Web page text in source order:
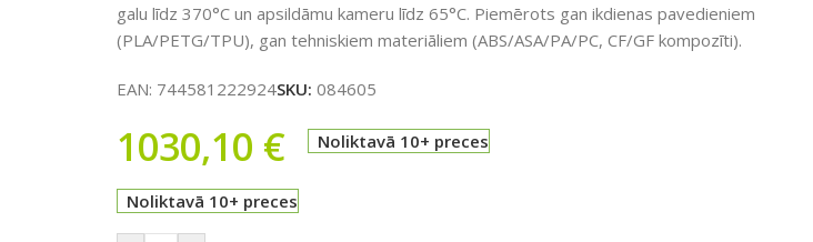
galu līdz 370°C un apsildāmu kameru līdz 65°C. Piemērots gan ikdienas pavedieniem
(PLA/PETG/TPU), gan tehniskiem materiāliem (ABS/ASA/PA/PC, CF/GF kompozīti).
EAN: 744581222924SKU: 084605
1030,10 € Noliktavā 10+ preces
Noliktavā 10+ preces